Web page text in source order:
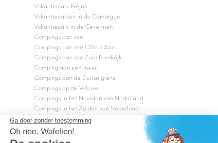
Vakantiepark Fréjus
Vakantieparken in de Camargue
Vakantiepark in de Cevennen
Campings aan zee
Campings aan zee Côte d'Azur
Campings aan zee Zuid-Frankrijk
Camping aan een meer
Campings aan de Duitse grens
Campings op de Veluwe
Campings in het Noorden van Nederland
Campings in het Zuiden van Nederland
Copyright Capfun 2026 ©
Bij Capfun solliciteren